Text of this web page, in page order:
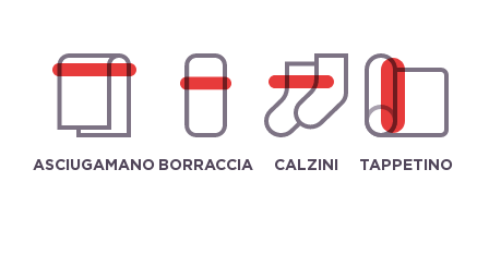
ASCIUGAMANO BORRACCIA CALZINI TAPPETINO